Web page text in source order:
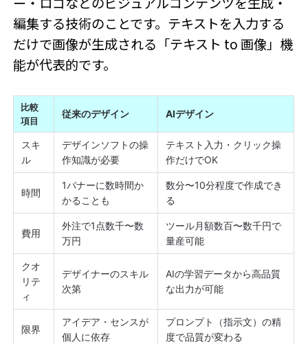
編集する技術のことです。テキストを入力する
だけで画像が生成される「テキスト to 画像」機
能が代表的です。
比較
項目
従来のデザイン AIデザイン
スキ
ル
デザインソフトの操
作知識が必要
テキスト入力・クリック操
作だけでOK
時間
1バナーに数時間か
かることも
数分〜10分程度で作成でき
る
費用
外注で1点数千〜数
万円
ツール月額数百〜数千円で
量産可能
クオ
リテ
ィ
デザイナーのスキル
次第
AIの学習データから高品質
な出力が可能
限界
アイデア・センスが
個人に依存
プロンプト（指示文）の精
度で品質が変わる